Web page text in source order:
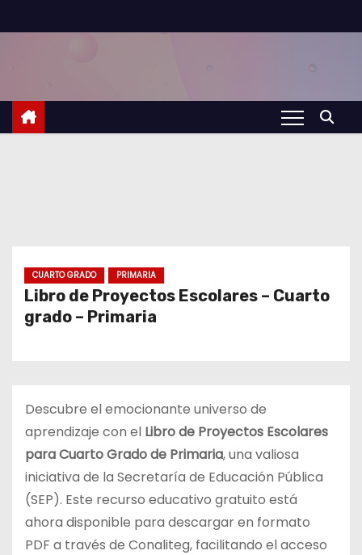
a
r
CUARTO GRADO PRIMARIA
Libro de Proyectos Escolares – Cuarto
grado – Primaria
Descubre el emocionante universo de
aprendizaje con el Libro de Proyectos Escolares
para Cuarto Grado de Primaria, una valiosa
iniciativa de la Secretaría de Educación Pública
(SEP). Este recurso educativo gratuito está
ahora disponible para descargar en formato
PDF a través de Conaliteg, facilitando el acceso